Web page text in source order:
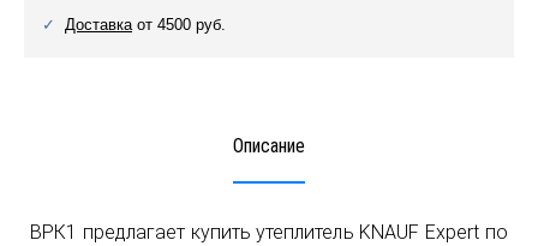
Доставкаот 4500 руб.
Описание
ВРК1 предлагает купить утеплитель KNAUF Expert по